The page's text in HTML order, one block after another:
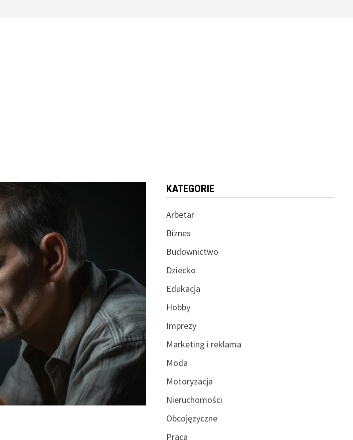
KATEGORIE
Arbetar
Biznes
Budownictwo
Dziecko
Edukacja
Hobby
Imprezy
Marketing i reklama
Moda
Motoryzacja
Nieruchomości
Obcojęzyczne
Praca